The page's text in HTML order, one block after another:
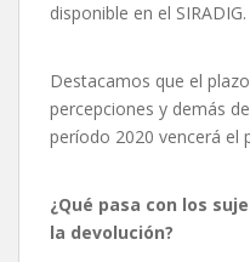
disponible en el SIRADIG.
Destacamos que el
percepciones y demás
período 2020 vencerá el
¿Qué pasa con los
la devolución?